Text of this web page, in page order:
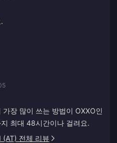
장 많이 쓰는 방법이 OXXO인
최대 48시간이나 걸려요.
전체 리뷰